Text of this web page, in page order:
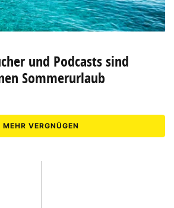
und Podcasts sind
Sommerurlaub
MEHR VERGNÜGEN